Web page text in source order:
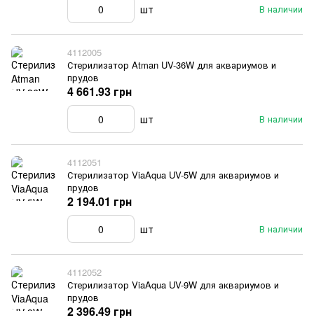
В наличии
шт
4112005
Стерилизатор Atman UV-36W для аквариумов и
прудов
В наличии
4 661.93 грн
шт
4112051
Стерилизатор ViaAqua UV-5W для аквариумов и
прудов
В наличии
2 194.01 грн
шт
4112052
Стерилизатор ViaAqua UV-9W для аквариумов и
прудов
2 396.49 грн